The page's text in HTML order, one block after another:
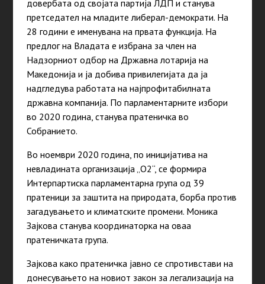
довербата од својата партија ЛДП и станува
претседател на младите либерал-демократи. На
28 години е именувана на првата функција. На
предлог на Владата е избрана за член на
Надзорниот одбор на Државна лотарија на
Македонија и ја добива привилегијата да ја
надгледува работата на најпрофитабилната
државна компанија. По парламентарните избори
во 2020 година, станува пратеничка во
Собранието.
Во ноември 2020 година, по иницијатива на
невладината организација „О2“, се формира
Интерпартиска парламентарна група од 39
пратеници за заштита на природата, борба против
загадувањето и климатските промени. Моника
Зајкова станува координаторка на оваа
пратеничката група.
Зајкова како пратеничка јавно се спротивстави на
донесувањето на новиот закон за легализација на